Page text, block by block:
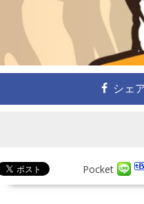
シェ
Pocket